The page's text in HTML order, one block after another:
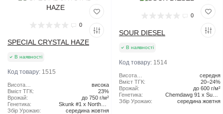
0
SPECIAL CRYSTAL HAZE
В наявності
Код товару: 1515
Висота
рослини:
висока
Вміст ТГК:
23%
Врожай:
до 750 г/м²
Генетика:
Skunk #1 x Northern
Lights x Haze
Збір Урожаю: середина жовтня
0
SOUR DIESEL
В наявності
Код товару: 1514
Висота
рослини:
середня
Вміст ТГК:
20–24%
Врожай:
до 600 г/м²
Генетика:
Chemdawg 91 x Super
Skunk
Збір Урожаю: середина жовтня